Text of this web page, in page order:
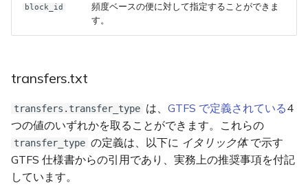
block_id
頻度ベースの便に対して指定することができま
す。
transfers.txt
transfers.transfer_type は、 GTFS で定義されている4
つの値のいずれかを取ることができます。これらの
transfer_type の定義は、以下に イタリック体で示す
GTFS 仕様書からの引用であり、実務上の推奨事項を付記
しています。